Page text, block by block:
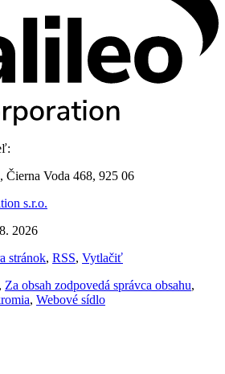
Čierna Voda 468, 925 06
s.r.o.
2026
stránok, RSS, Vytlačiť
, Za obsah zodpovedá správca obsahu,
, Webové sídlo